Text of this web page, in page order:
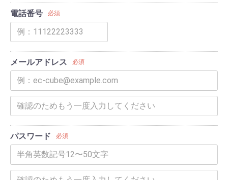
電話番号 必須
メールアドレス 必須
パスワード 必須